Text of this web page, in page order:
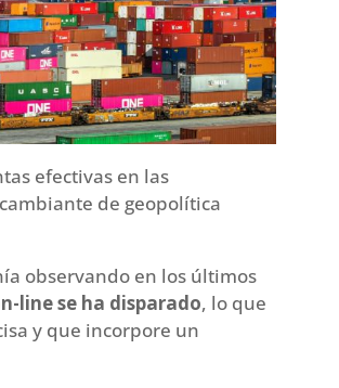
efectivas en las
de geopolítica
observando en los últimos
line se ha disparado, lo que
y que incorpore un